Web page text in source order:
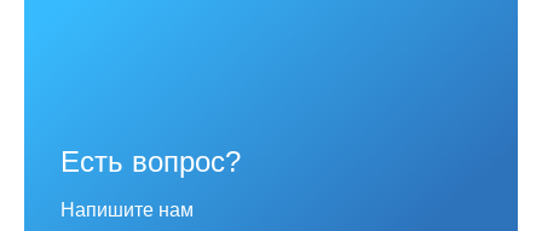
Есть вопрос?
Напишите нам